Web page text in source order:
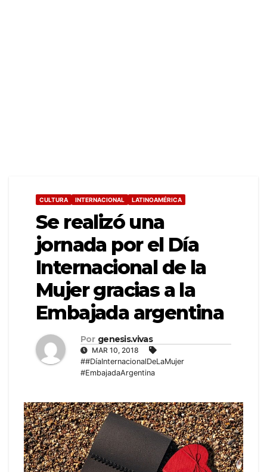
CULTURA INTERNACIONAL LATINOAMÉRICA
Se realizó una
jornada por el Día
Internacional de la
Mujer gracias a la
Embajada argentina
Por genesis.vivas
MAR 10, 2018
##DíaInternacionalDeLaMujer
#EmbajadaArgentina